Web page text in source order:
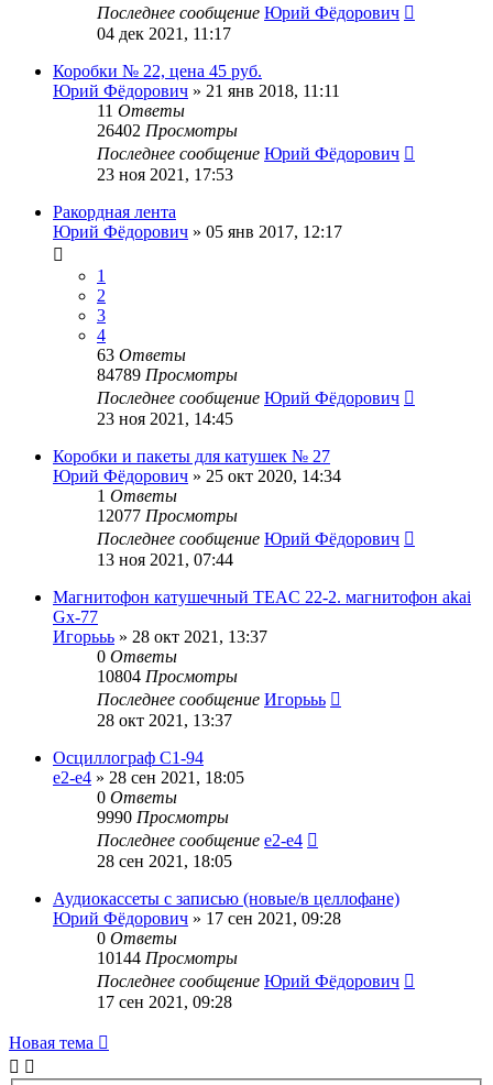
Последнее сообщение Юрий Фёдорович
04 дек 2021, 11:17
Коробки № 22, цена 45 руб.
Юрий Фёдорович » 21 янв 2018, 11:11
11 Ответы
26402 Просмотры
Последнее сообщение Юрий Фёдорович
23 ноя 2021, 17:53
Ракордная лента
Юрий Фёдорович » 05 янв 2017, 12:17
1
2
3
4
63 Ответы
84789 Просмотры
Последнее сообщение Юрий Фёдорович
23 ноя 2021, 14:45
Коробки и пакеты для катушек № 27
Юрий Фёдорович » 25 окт 2020, 14:34
1 Ответы
12077 Просмотры
Последнее сообщение Юрий Фёдорович
13 ноя 2021, 07:44
Магнитофон катушечный TEAC 22-2. магнитофон akai
Gx-77
Игорььь » 28 окт 2021, 13:37
0 Ответы
10804 Просмотры
Последнее сообщение Игорььь
28 окт 2021, 13:37
Осциллограф С1-94
e2-e4 » 28 сен 2021, 18:05
0 Ответы
9990 Просмотры
Последнее сообщение e2-e4
28 сен 2021, 18:05
Аудиокассеты с записью (новые/в целлофане)
Юрий Фёдорович » 17 сен 2021, 09:28
0 Ответы
10144 Просмотры
Последнее сообщение Юрий Фёдорович
17 сен 2021, 09:28
Новая тема